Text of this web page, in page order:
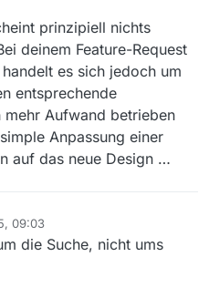
prinzipiell nichts
deinem Feature-Request
es sich jedoch um
entsprechende
Aufwand betrieben
Anpassung einer
auf das neue Design …
09:03
die Suche, nicht ums